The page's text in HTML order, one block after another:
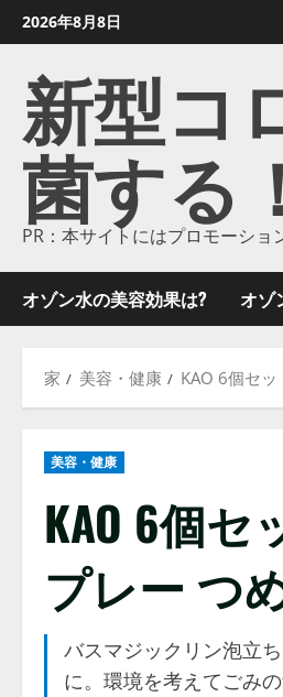
ン
2026年8月8日
新型コ
菌する！
PR：本サイトにはプロモーショ
オゾン水の美容効果は? オゾ
家 美容・健康 KAO 6個セ
美容・健康
KAO 6個
プレー つ
バスマジックリン泡立
に。環境を考えてごみ